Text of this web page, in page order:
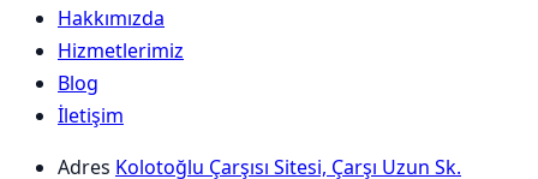
Hakkımızda
Hizmetlerimiz
Blog
İletişim
Adres Kolotoğlu Çarşısı Sitesi, Çarşı Uzun Sk.